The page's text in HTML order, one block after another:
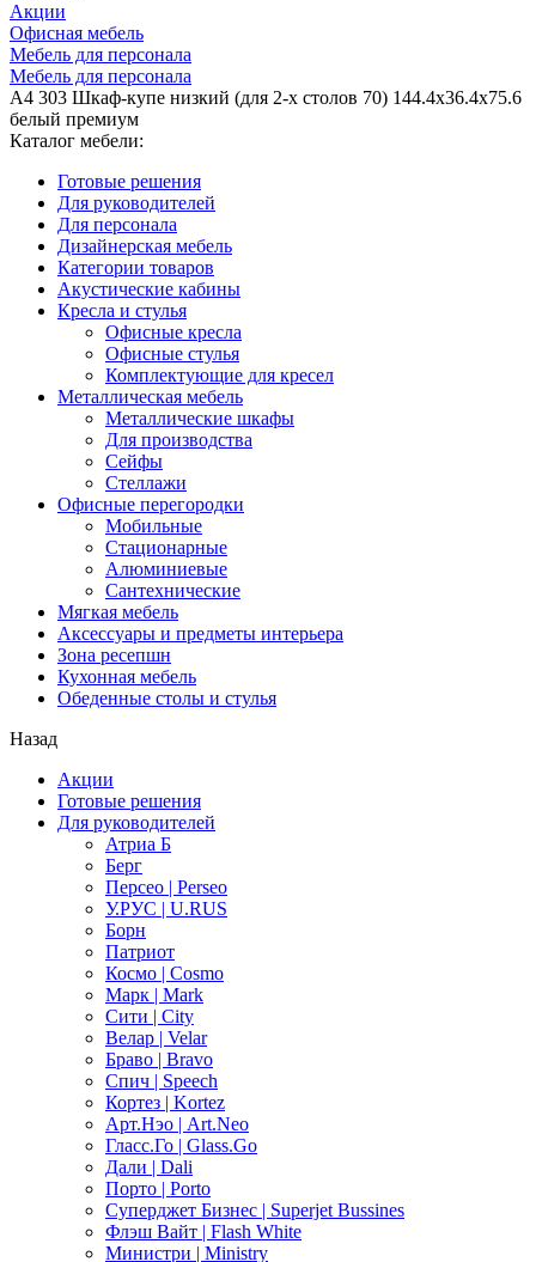
Акции
Офисная мебель
Мебель для персонала
Мебель для персонала
A4 303 Шкаф-купе низкий (для 2-х столов 70) 144.4x36.4x75.6
белый премиум
Каталог мебели:
Готовые решения
Для руководителей
Для персонала
Дизайнерская мебель
Категории товаров
Акустические кабины
Кресла и стулья
Офисные кресла
Офисные стулья
Комплектующие для кресел
Металлическая мебель
Металлические шкафы
Для производства
Сейфы
Стеллажи
Офисные перегородки
Мобильные
Стационарные
Алюминиевые
Сантехнические
Мягкая мебель
Аксессуары и предметы интерьера
Зона ресепшн
Кухонная мебель
Обеденные столы и стулья
Назад
Акции
Готовые решения
Для руководителей
Атриа Б
Берг
Персео | Perseo
У.РУС | U.RUS
Борн
Патриот
Космо | Cosmo
Марк | Mark
Сити | City
Велар | Velar
Браво | Bravo
Спич | Speech
Кортез | Kortez
Арт.Нэо | Art.Neo
Гласс.Го | Glass.Go
Дали | Dali
Порто | Porto
Суперджет Бизнес | Superjet Bussines
Флэш Вайт | Flash White
Министри | Ministry